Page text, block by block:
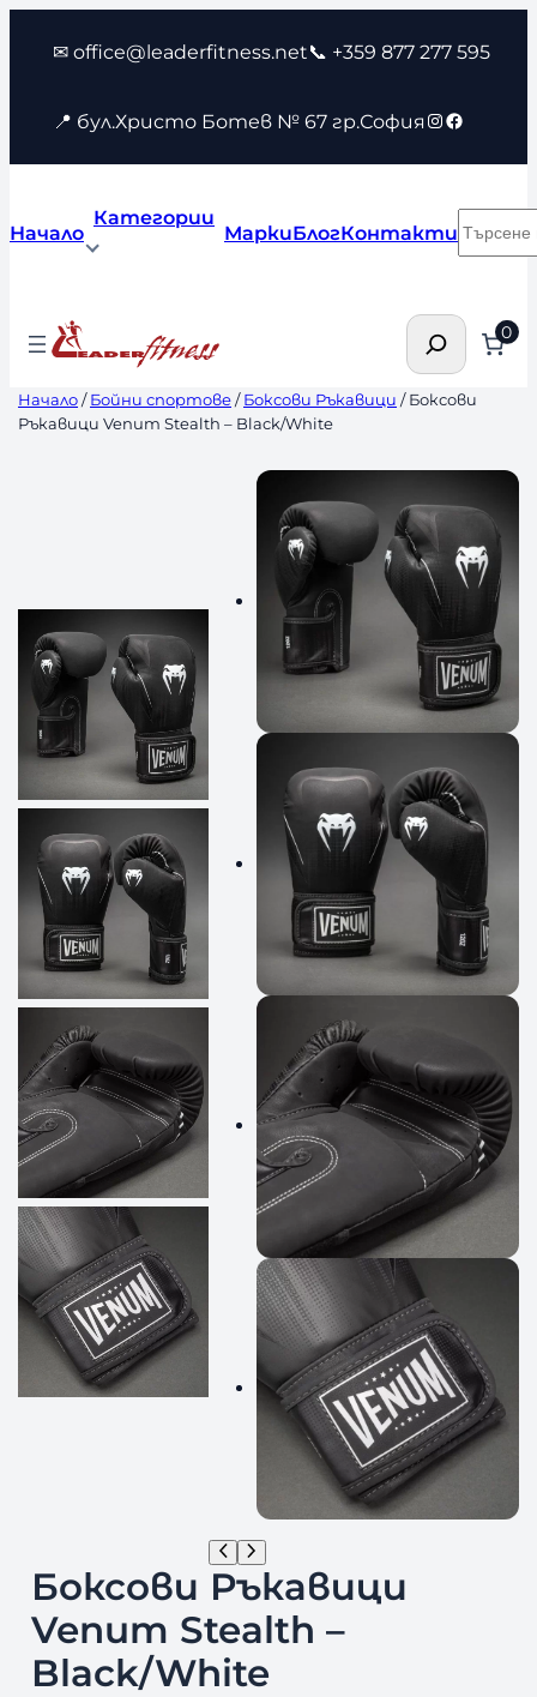
съдържанието
✉ office@leaderfitness.net📞 +359 877 277 595
📍 бул.Христо Ботев № 67 гр.София Instagram
Facebook
Начало
Категории
МаркиБлогКонтакти
Търсене 0
Начало/Бойни спортове/Боксови Ръкавици / Боксови
Ръкавици Venum Stealth – Black/White
Боксови Ръкавици
Venum Stealth –
Black/White